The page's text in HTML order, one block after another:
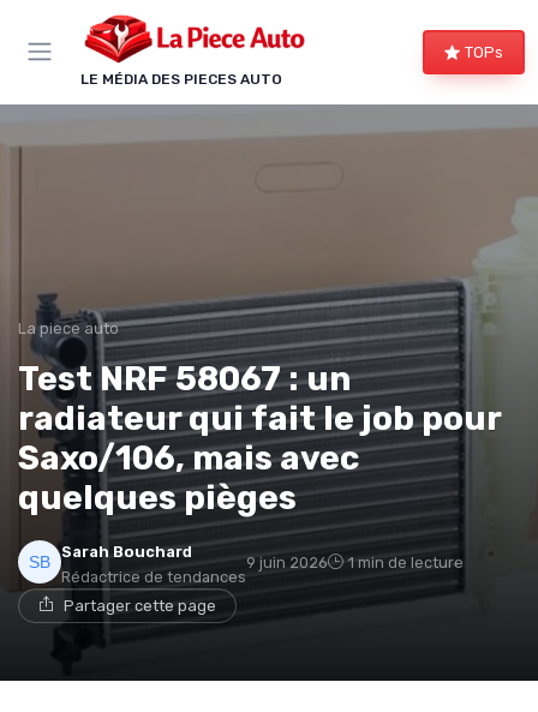
LE MÉDIA DES PIECES AUTO
TOPs
La piece auto
Test NRF 58067 : un
radiateur qui fait le job pour
Saxo/106, mais avec
quelques pièges
Sarah Bouchard
Rédactrice de tendances
9 juin 2026 1 min de lecture
Partager cette page
Panneau de gestion des cookies